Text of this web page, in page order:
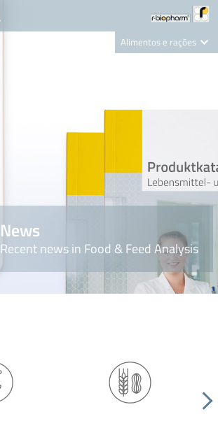
Alimentos e rações
Nutrition Care
News
Recent news in Food & Feed Analysis